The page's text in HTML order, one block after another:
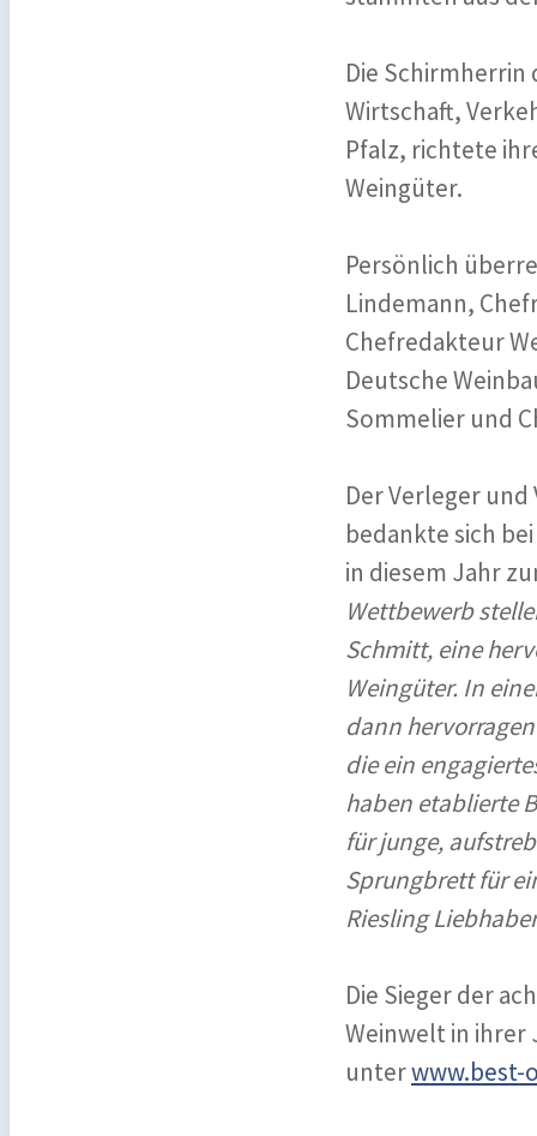
Die Schirmherrin
Wirtschaft,
Pfalz, richtete
Weingüter.
Persönlich
Lindemann,
Chefredakteur
Deutsche
Sommelier und
Der Verleger
bedankte sich
in diesem Jahr
Wettbewerb
Schmitt, eine
Weingüter. In
dann
die ein
haben etablierte
für junge,
Sprungbrett für
Riesling
Die Sieger der
Weinwelt in ihrer
unterwww.best-